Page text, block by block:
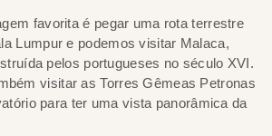
favorita é pegar uma rota terrestre
Lumpur e podemos visitar Malaca,
pelos portugueses no século XVI.
visitar as Torres Gêmeas Petronas
para ter uma vista panorâmica da